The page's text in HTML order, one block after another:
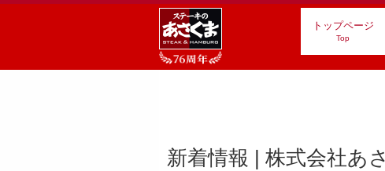
トップページ
Top
新着情報 | 株式会社あ